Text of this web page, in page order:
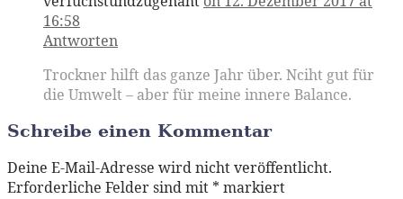
16:58
Antworten
Trockner hilft das ganze Jahr über. Nciht gut für
die Umwelt – aber für meine innere Balance.
Schreibe einen Kommentar
Deine E-Mail-Adresse wird nicht veröffentlicht.
Erforderliche Felder sind mit * markiert